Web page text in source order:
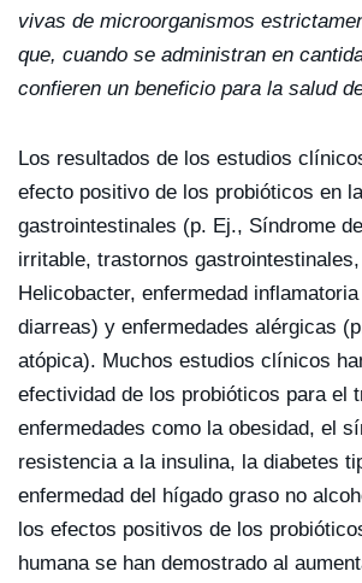
vivas de microorganismos
que, cuando se administran en
confieren un beneficio para la salud
Los resultados de los estudios
efecto positivo de los probióticos en
gastrointestinales (p. Ej., Síndrome
irritable, trastornos
Helicobacter, enfermedad
diarreas) y enfermedades alérgicas
atópica). Muchos estudios clínicos
efectividad de los probióticos para el
enfermedades como la obesidad, el
resistencia a la insulina, la diabetes
enfermedad del hígado graso no
los efectos positivos de los
humana se han demostrado al